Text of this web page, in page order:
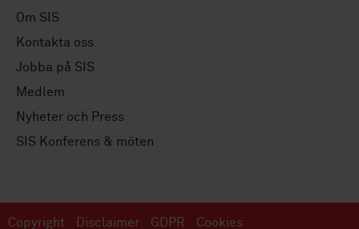
Om SIS
Kontakta oss
Jobba på SIS
Medlem
Nyheter och Press
SIS Konferens & möten
Copyright Disclaimer GDPR Cookies